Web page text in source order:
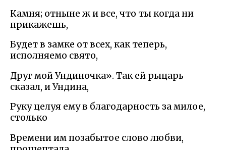
Камня; отныне ж и все, что ты когда ни
прикажешь,
Будет в замке от всех, как теперь,
исполняемо свято,
Друг мой Ундиночка». Так ей рыцарь
сказал, и Ундина,
Руку целуя ему в благодарность за милое,
столько
Времени им позабытое слово любви,